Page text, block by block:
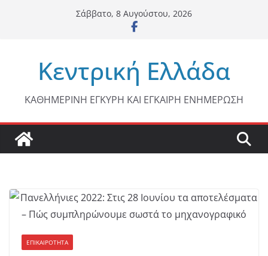
Σάββατο, 8 Αυγούστου, 2026
Κεντρική Ελλάδα
ΚΑΘΗΜΕΡΙΝΗ ΕΓΚΥΡΗ ΚΑΙ ΕΓΚΑΙΡΗ ΕΝΗΜΕΡΩΣΗ
ΕΠΙΚΑΙΡΟΤΗΤΑ